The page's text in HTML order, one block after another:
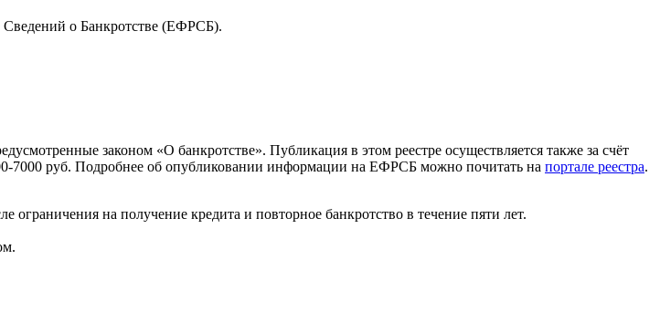
Сведений о Банкротстве (ЕФРСБ).
законом «О банкротстве». Публикация в этом реестре осуществляется также за счёт
7000 руб. Подробнее об опубликовании информации на ЕФРСБ можно почитать на портале реестра.
на получение кредита и повторное банкротство в течение пяти лет.